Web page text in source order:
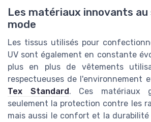
Les matériaux innovants au
mode
Les tissus utilisés pour
UV sont également en constante
plus en plus de vêtements
respectueuses de l'environnement
Tex Standard. Ces matériaux
seulement la protection contre les
mais aussi le confort et la